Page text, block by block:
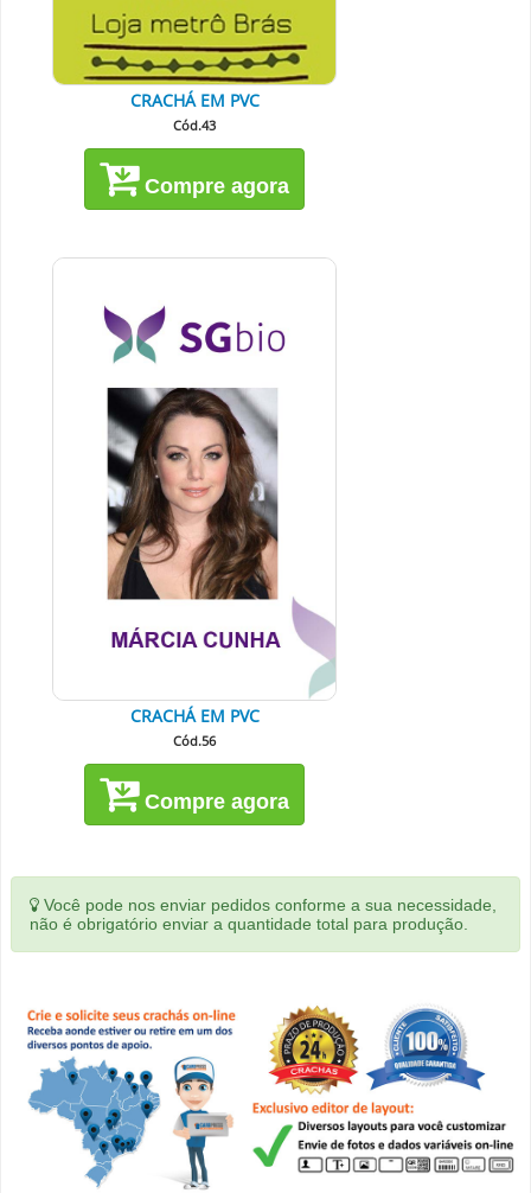
CRACHÁ EM PVC
Cód.43
Compre agora
CRACHÁ EM PVC
Cód.56
Compre agora
Você pode nos enviar pedidos conforme a sua necessidade,
não é obrigatório enviar a quantidade total para produção.